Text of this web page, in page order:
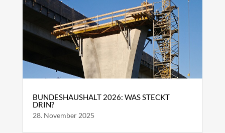
BUNDESHAUSHALT 2026: WAS STECKT
DRIN?
28. November 2025